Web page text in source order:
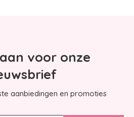
voor onze
aanbiedingen en promoties